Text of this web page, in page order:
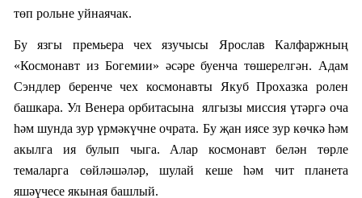
төп рольне уйнаячак.
Бу язгы премьера чех язучысы Ярослав Калфаржның
«Космонавт из Богемии» әсәре буенча төшерелгән. Адам
Сэндлер беренче чех космонавты Якуб Прохазка ролен
башкара. Ул Венера орбитасына ялгызы миссия үтәргә оча
һәм шунда зур үрмәкүчне очрата. Бу җан иясе зур көчкә һәм
акылга ия булып чыга. Алар космонавт белән төрле
темаларга сөйләшәләр, шулай кеше һәм чит планета
яшәүчесе якыная башлый.